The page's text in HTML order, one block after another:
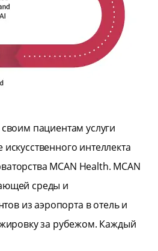
пациентам услуги
интеллекта
MCAN Health. MCAN
среды и
из аэропорта в отель и
за рубежом. Каждый